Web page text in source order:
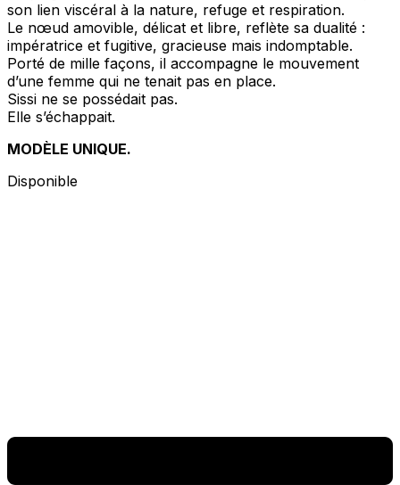
son lien viscéral à la nature, refuge et respiration.
Le nœud amovible, délicat et libre, reflète sa dualité :
impératrice et fugitive, gracieuse mais indomptable.
Porté de mille façons, il accompagne le mouvement
d’une femme qui ne tenait pas en place.
Sissi ne se possédait pas.
Elle s’échappait.
MODÈLE UNIQUE.
Disponible